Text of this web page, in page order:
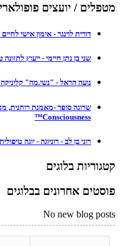
מטפלים / יועצים
דורית לוינגר - אימון אישי
שני בן נתן חיימי - ייעוץ
נועה הראל - "נשי.מה"
Consciousness™
רוני בן לב - רוניוגה - יוגה
קטגוריות בלוגים
פוסטים אחרונים בבלוגים
No new blog posts